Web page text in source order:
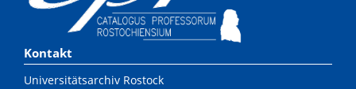
Kontakt
Universitätsarchiv Rostock